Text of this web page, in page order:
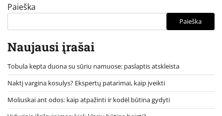
Paieška
Paieška
Naujausi įrašai
Tobula kepta duona su sūriu namuose: paslaptis atskleista
Naktį vargina kosulys? Ekspertų patarimai, kaip įveikti
Moliuskai ant odos: kaip atpažinti ir kodėl būtina gydyti